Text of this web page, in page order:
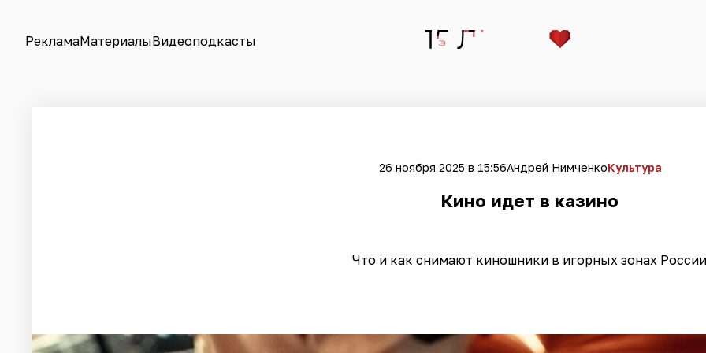
РекламаМатериалыВидеоподкасты
26 ноября 2025 в 15:56Андрей НимченкоКультура
Кино идет в казино
Что и как снимают киношники в игорных зонах России